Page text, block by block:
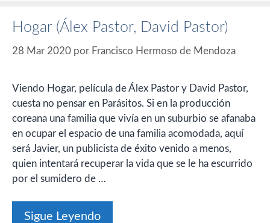
Hogar (Álex Pastor, David Pastor)
28 Mar 2020 por Francisco Hermoso de Mendoza
Viendo Hogar, película de Álex Pastor y David Pastor,
cuesta no pensar en Parásitos. Si en la producción
coreana una familia que vivía en un suburbio se afanaba
en ocupar el espacio de una familia acomodada, aquí
será Javier, un publicista de éxito venido a menos,
quien intentará recuperar la vida que se le ha escurrido
por el sumidero de …
Sigue Leyendo